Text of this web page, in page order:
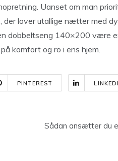
Uanset om man
der lover utallige nætter med
dobbeltseng 140×200 være
komfort og ro i ens hjem.
PINTEREST
Sådan ansætter du